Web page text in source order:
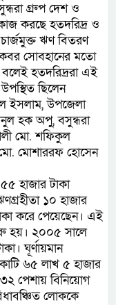
গ্রুপ দেশ ও
করছে হতদরিদ্র ও
ঋণ বিতরণ
সোবহানের মতো
বলেই হতদরিদ্ররা এই
উপস্থিত ছিলেন
ইসলাম, উপজেলা
হক অপু, বসুন্ধরা
মো. শফিকুল
মো. মোশাররফ হোসেন
হাজার টাকা
১০ হাজার
করে পেয়েছেন। এই
হয়। ২০০৫ সালে
ঘূর্ণায়মান
৬৫ লাখ ৫ হাজার
পেশায় বিনিয়োগ
লোককে